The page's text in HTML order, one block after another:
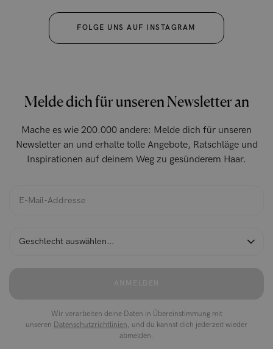
FOLGE UNS AUF INSTAGRAM
Melde dich für unseren Newsletter an
Mache es wie 200.000 andere: Melde dich für unseren
Newsletter an und erhalte tolle Angebote, Ratschläge und
Inspirationen auf deinem Weg zu gesünderem Haar.
Wir verarbeiten deine Daten in Übereinstimmung mit
unseren Datenschutzrichtlinien , und du kannst dich jederzeit wieder
abmelden.